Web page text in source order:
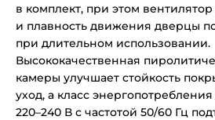
в комплект, при этом
и плавность движения дверцы
при длительном использовании.
Высококачественная
камеры улучшает стойкость
уход, а класс
220–240 В с частотой 50/60 Гц